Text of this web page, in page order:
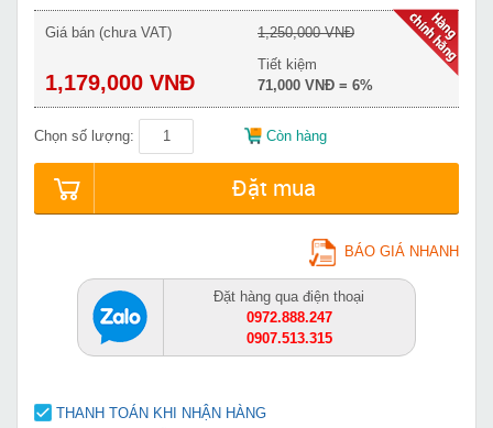
Giá bán (chưa VAT)
1,179,000 VNĐ
1,250,000 VNĐ
Tiết kiệm
71,000 VNĐ = 6%
Chọn số lượng: Còn hàng
Đặt mua
BÁO GIÁ NHANH
Đặt hàng qua điện thoại
0972.888.247
0907.513.315
THANH TOÁN KHI NHẬN HÀNG